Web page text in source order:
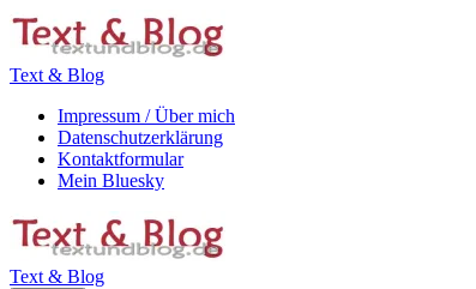
Zum
Inhalt
Text & Blog
Impressum / Über mich
Datenschutzerklärung
Kontaktformular
Mein Bluesky
Text & Blog